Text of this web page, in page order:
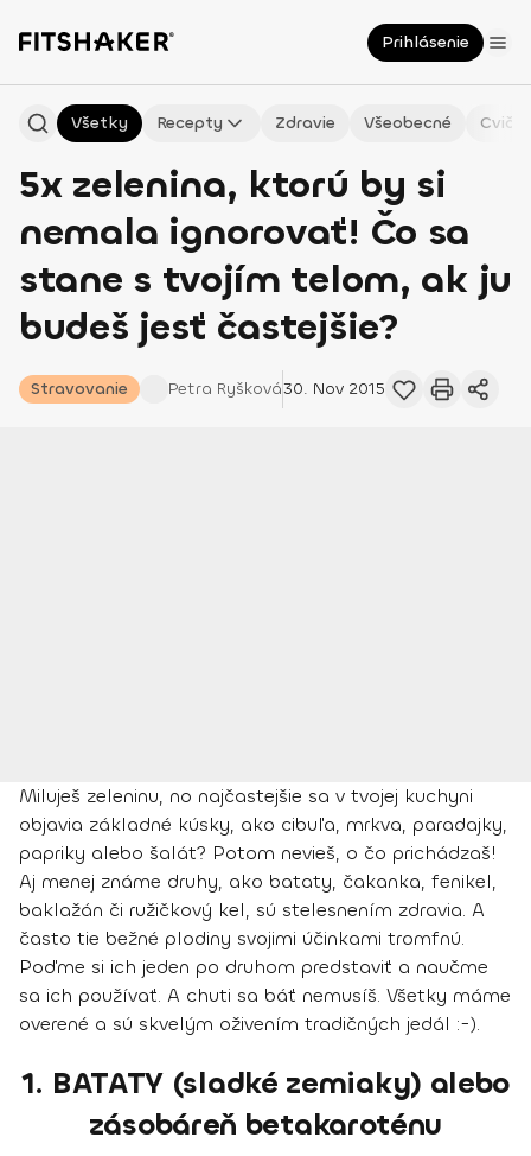
Prihlásenie
Všetky Recepty Zdravie Všeobecné
5x zelenina, ktorú by si
nemala ignorovať! Čo sa
stane s tvojím telom, ak ju
budeš jesť častejšie?
Stravovanie Petra Ryšková30. Nov 2015
Miluješ zeleninu, no najčastejšie sa v tvojej kuchyni
objavia základné kúsky, ako cibuľa, mrkva, paradajky,
papriky alebo šalát? Potom nevieš, o čo prichádzaš!
Aj menej známe druhy, ako bataty, čakanka, fenikel,
baklažán či ružičkový kel, sú stelesnením zdravia. A
často tie bežné plodiny svojimi účinkami tromfnú.
Poďme si ich jeden po druhom predstaviť a naučme
sa ich používať. A chuti sa báť nemusíš. Všetky máme
overené a sú skvelým oživením tradičných jedál :-).
1. BATATY (sladké zemiaky) alebo
zásobáreň betakaroténu